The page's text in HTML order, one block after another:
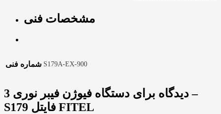
مشخصات فنی
شماره فنی S179A-EX-900
3 دیدگاه برای دستگاه فیوژن فیبر نوری –
S179 فایتل FITEL